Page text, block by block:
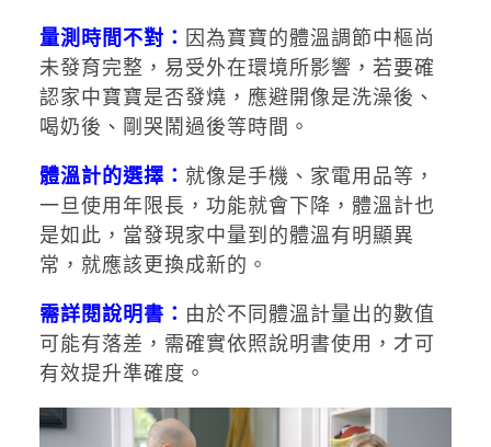
量測時間不對： 因為寶寶的體溫調節中樞尚
未發育完整，易受外在環境所影響，若要確
認家中寶寶是否發燒，應避開像是洗澡後、
喝奶後、剛哭鬧過後等時間。
體溫計的選擇： 就像是手機、家電用品等，
一旦使用年限長，功能就會下降，體溫計也
是如此，當發現家中量到的體溫有明顯異
常，就應該更換成新的。
需詳閱說明書： 由於不同體溫計量出的數值
可能有落差，需確實依照說明書使用，才可
有效提升準確度。